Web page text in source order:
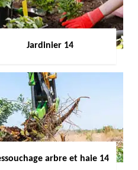
Jardinier 14
arbre et haie 14